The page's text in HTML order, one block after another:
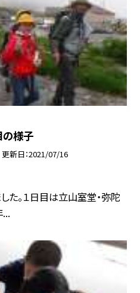
様子
更新日 2021/07/16
た。１日目は立山室堂・弥陀